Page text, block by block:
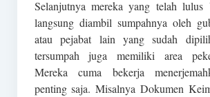
Selanjutnya mereka yang telah
langsung diambil sumpahnya oleh
atau pejabat lain yang sudah
tersumpah juga memiliki area
Mereka cuma bekerja
penting saja. Misalnya Dokumen